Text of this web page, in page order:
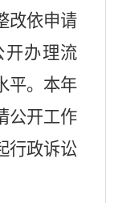
改依申请
开办理流
平。本年
公开工作
行政诉讼